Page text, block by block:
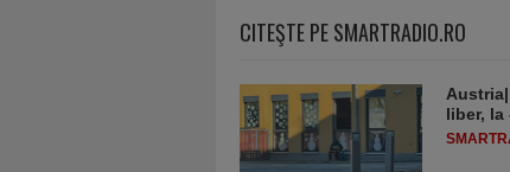
CITEŞTE PE SMARTRADIO.RO
liber, la